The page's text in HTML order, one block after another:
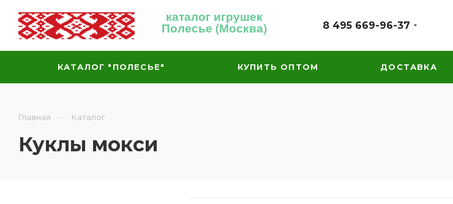
каталог игрушек
Полесье (Москва) 8 495 669-96-37
КАТАЛОГ "ПОЛЕСЬЕ" КУПИТЬ ОПТОМ ДОСТАВКА
Главная — Каталог
Куклы мокси